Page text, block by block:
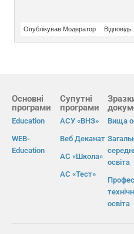
Опублікував Модератор
Основні
програми
Education
WEB-
Education
Супутні
програми
АСУ «ВНЗ»
Веб Деканат
АС «Школа»
АС «Тест»
Вища
освіта
освіта